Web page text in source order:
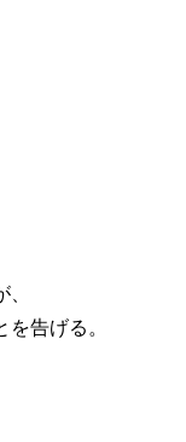
告げる。